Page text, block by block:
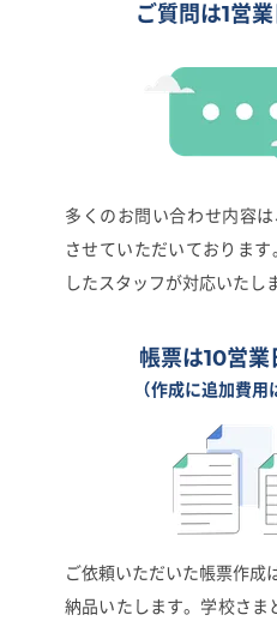
ご質問は1営業
多くのお問い合わせ内容
させていただいておりま
したスタッフが対応いたし
帳票は10営業
（作成に追加費用
ご依頼いただいた帳票作成
納品いたします。学校さま